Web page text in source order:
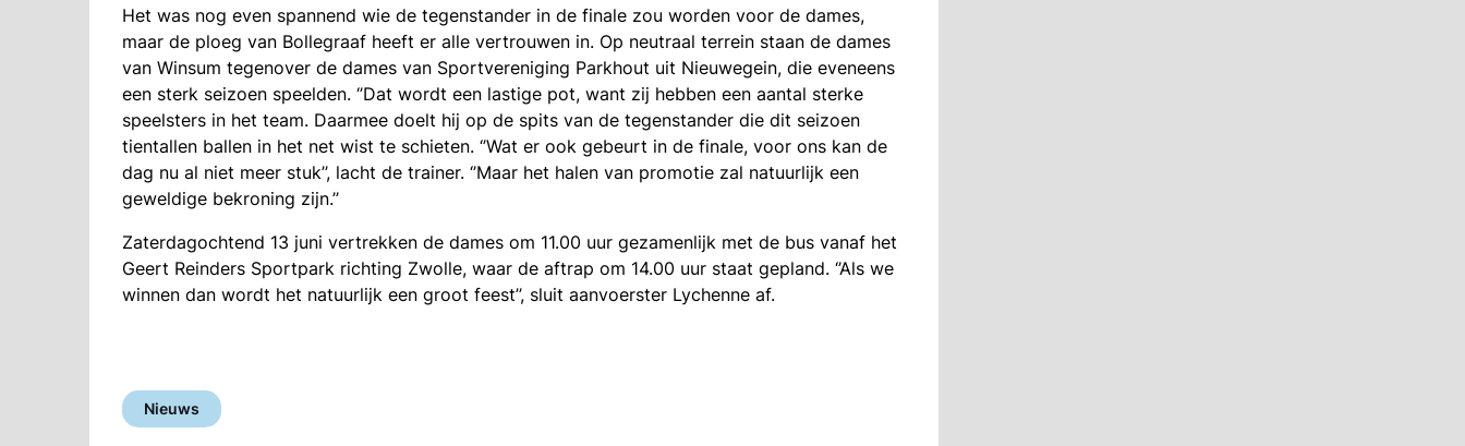
Het was nog even spannend wie de tegenstander in de finale zou worden voor de dames,
maar de ploeg van Bollegraaf heeft er alle vertrouwen in. Op neutraal terrein staan de dames
van Winsum tegenover de dames van Sportvereniging Parkhout uit Nieuwegein, die eveneens
een sterk seizoen speelden. ‘’Dat wordt een lastige pot, want zij hebben een aantal sterke
speelsters in het team. Daarmee doelt hij op de spits van de tegenstander die dit seizoen
tientallen ballen in het net wist te schieten. ‘’Wat er ook gebeurt in de finale, voor ons kan de
dag nu al niet meer stuk’’, lacht de trainer. ‘’Maar het halen van promotie zal natuurlijk een
geweldige bekroning zijn.’’
Zaterdagochtend 13 juni vertrekken de dames om 11.00 uur gezamenlijk met de bus vanaf het
Geert Reinders Sportpark richting Zwolle, waar de aftrap om 14.00 uur staat gepland. ‘’Als we
winnen dan wordt het natuurlijk een groot feest’’, sluit aanvoerster Lychenne af.
Nieuws